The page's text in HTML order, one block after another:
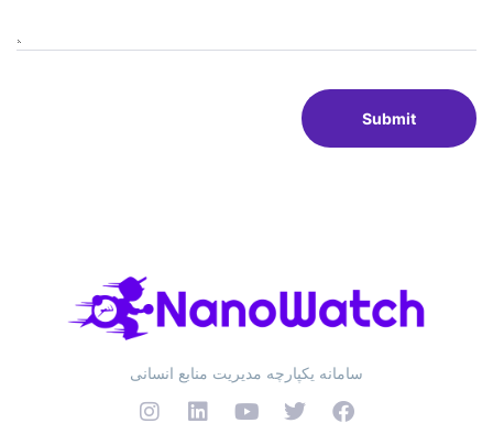
سامانه یکپارچه مدیریت منابع انسانی